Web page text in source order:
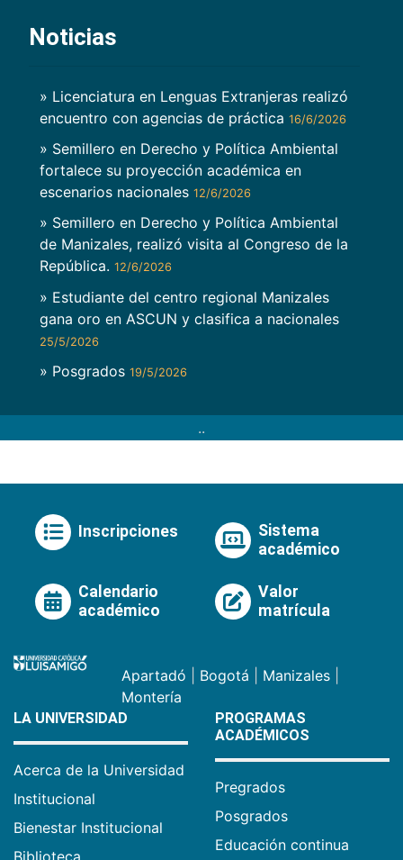
Noticias
» Licenciatura en Lenguas Extranjeras realizó
encuentro con agencias de práctica 16/6/2026
» Semillero en Derecho y Política Ambiental
fortalece su proyección académica en
escenarios nacionales 12/6/2026
» Semillero en Derecho y Política Ambiental
de Manizales, realizó visita al Congreso de la
República. 12/6/2026
» Estudiante del centro regional Manizales
gana oro en ASCUN y clasifica a nacionales
25/5/2026
» Posgrados 19/5/2026
..
Inscripciones
Sistema
académico
Calendario
académico
Valor
matrícula
Apartadó Bogotá Manizales
Montería
LA UNIVERSIDAD
Acerca de la Universidad
Institucional
Bienestar Institucional
Biblioteca
PROGRAMAS
ACADÉMICOS
Pregrados
Posgrados
Educación continua